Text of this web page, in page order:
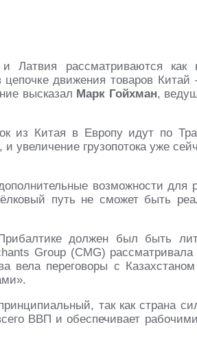
Латвия рассматриваются как
движения товаров
высказал Марк Гойхман,
из Китая в Европу идут по
увеличение грузопотока уже
возможности для
путь не сможет быть
должен был быть
Group (CMG)
переговоры с Казахстаном
так как страна
ВВП и обеспечивает